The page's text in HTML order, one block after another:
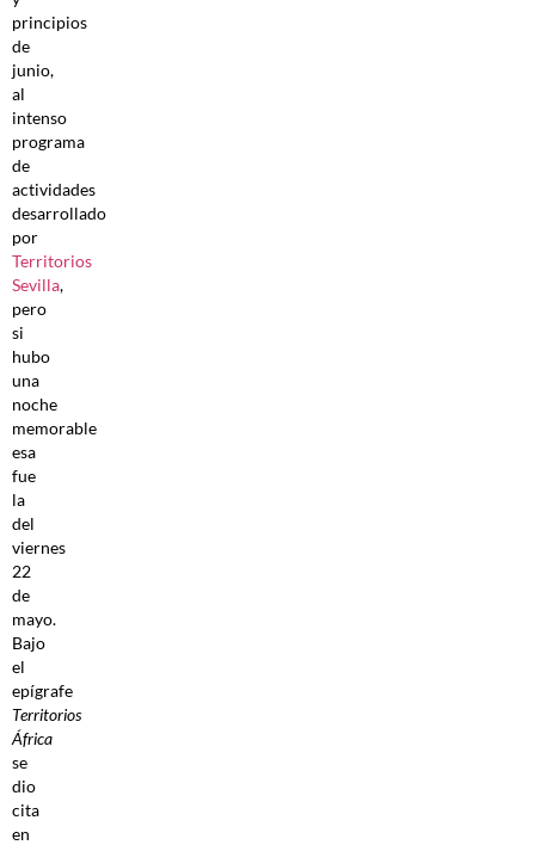
principios
de
junio,
al
intenso
programa
de
actividades
desarrollado
por
Territorios
Sevilla,
pero
si
hubo
una
noche
memorable
esa
fue
la
del
viernes
22
de
mayo.
Bajo
el
epígrafe
Territorios
África
se
dio
cita
en